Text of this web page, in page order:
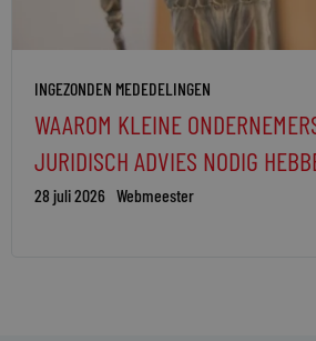
INGEZONDEN MEDEDELINGEN
WAAROM KLEINE
JURIDISCH ADVIES NODIG
28 juli 2026 Webmeester